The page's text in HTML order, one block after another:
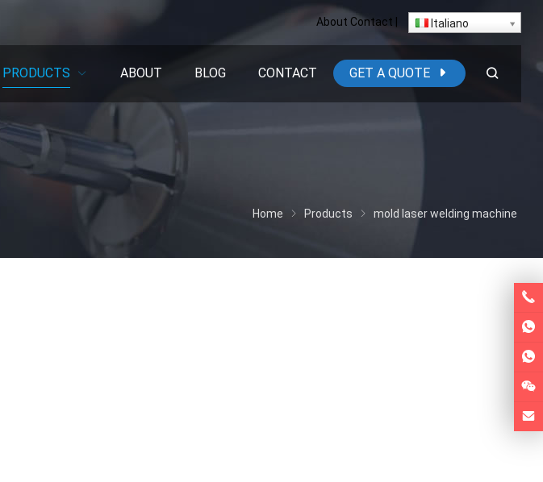
About Contact Italiano
PRODUCTS ABOUT BLOG CONTACT GET A QUOTE
Home Products mold laser welding machine